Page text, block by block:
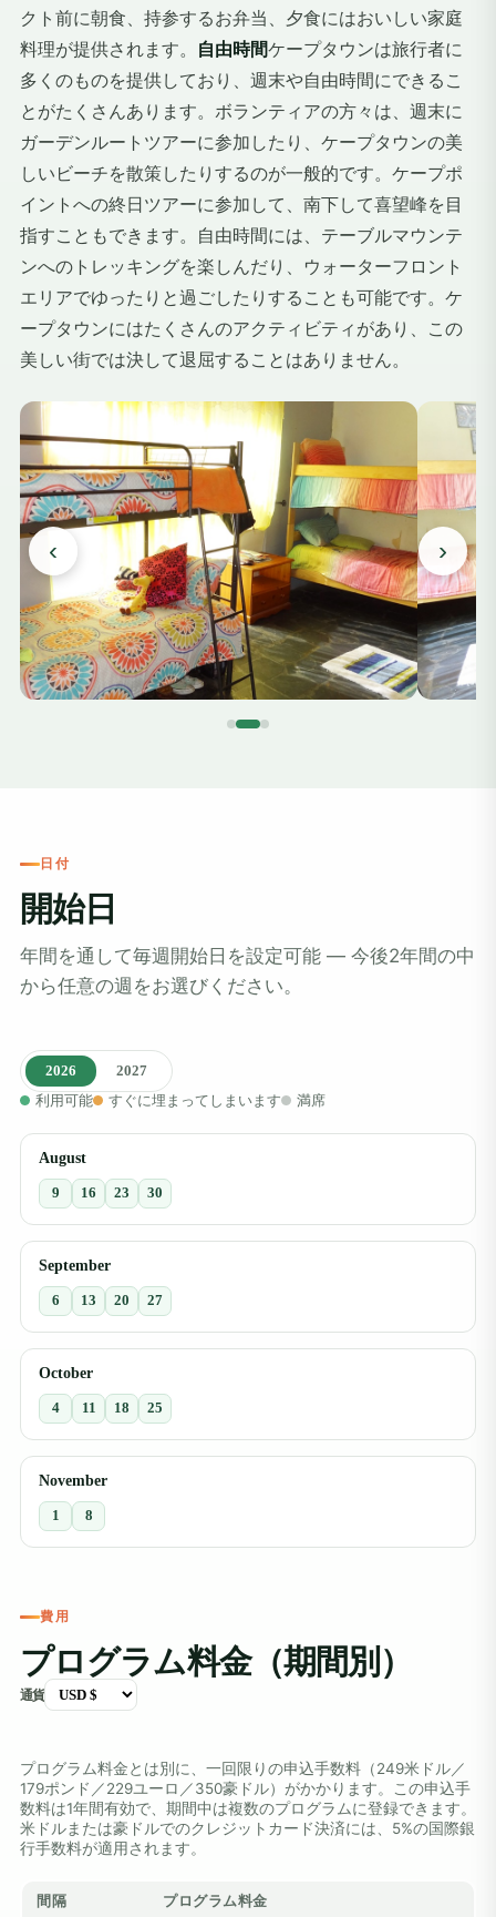
クト前に朝食、持参するお弁当、夕食にはおいしい家庭
料理が提供されます。 自由時間ケープタウンは旅行者に
多くのものを提供しており、週末や自由時間にできるこ
とがたくさんあります。ボランティアの方々は、週末に
ガーデンルートツアーに参加したり、ケープタウンの美
しいビーチを散策したりするのが一般的です。ケープポ
イントへの終日ツアーに参加して、南下して喜望峰を目
指すこともできます。自由時間には、テーブルマウンテ
ンへのトレッキングを楽しんだり、ウォーターフロント
エリアでゆったりと過ごしたりすることも可能です。ケ
ープタウンにはたくさんのアクティビティがあり、この
美しい街では決して退屈することはありません。
‹ ›
日付
開始日
年間を通して毎週開始日を設定可能 ― 今後2年間の中
から任意の週をお選びください。
2026
2027
利用可能
すぐに埋まってしまいます 満席
August
9 16 23 30
September
6 13 20 27
October
4 11 18 25
November
1 8
費用
プログラム料金（期間別）
通貨
プログラム料金とは別に、一回限りの申込手数料（249米ドル／
179ポンド／229ユーロ／350豪ドル）がかかります。この申込手
数料は1年間有効で、期間中は複数のプログラムに登録できます。
米ドルまたは豪ドルでのクレジットカード決済には、5%の国際銀
行手数料が適用されます。
間隔 プログラム料金